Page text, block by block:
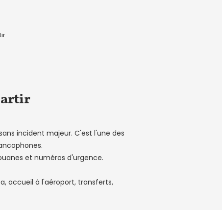
incident majeur. C'est l'une des
et numéros d'urgence.
accueil à l'aéroport, transferts,